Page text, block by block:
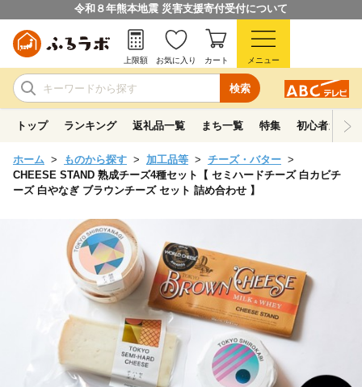
令和８年熊本地震 災害支援寄付受付について
検索
上限額 お気に入り カート メニュー
トップ ランキング 返礼品一覧 まち一覧 特集 初心者ガイド
ホーム ものから探す 加工品等
チーズ・バター
CHEESE STAND 熟成チーズ4種セット【 セミハードチーズ 白カビチ
ーズ 白やなぎ ブラウンチーズ セット 詰め合わせ 】